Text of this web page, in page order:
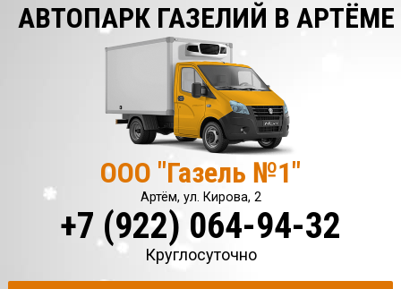
АВТОПАРК ГАЗЕЛИЙ В АРТЁМЕ
ООО "Газель №1"
Артём, ул. Кирова, 2
+7 (922) 064-94-32
Круглосуточно